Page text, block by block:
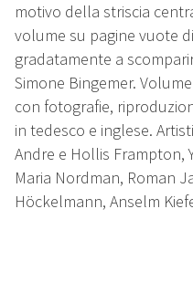
motivo della striscia
volume su pagine vuote
gradatamente a
Simone Bingemer.
con fotografie,
in tedesco e inglese.
Andre e Hollis Frampton,
Maria Nordman, Roman
Höckelmann, Anselm